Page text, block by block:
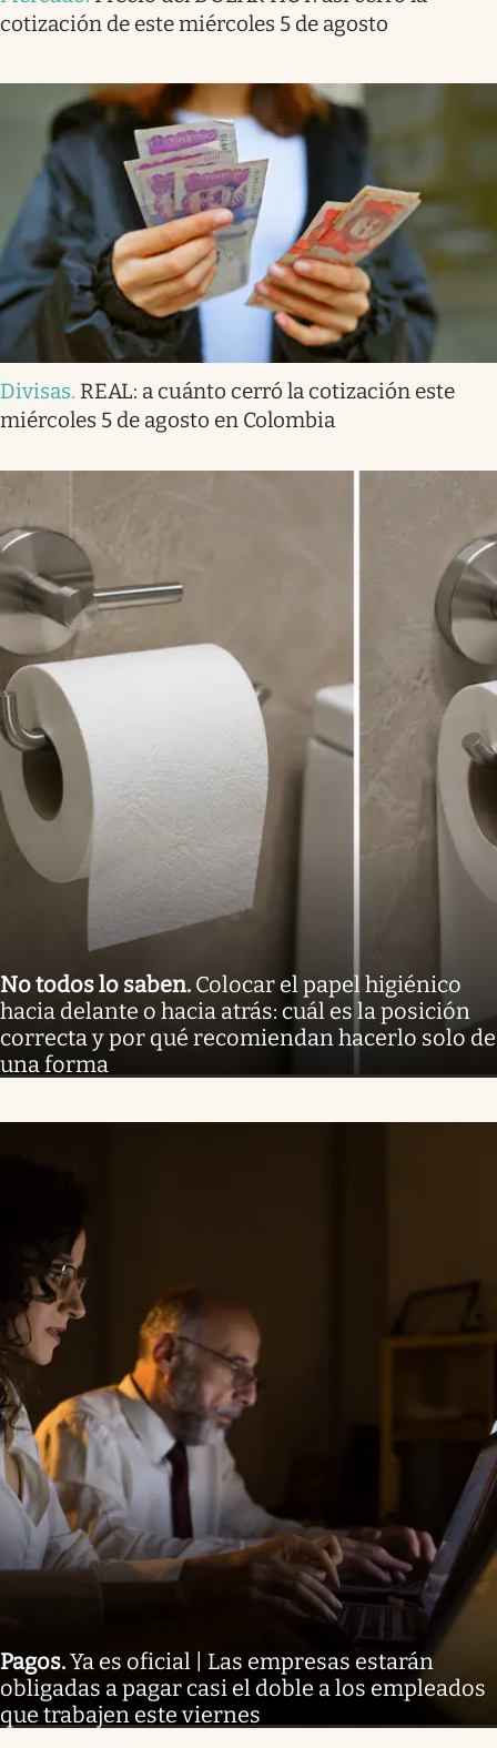
cotización de este miércoles 5 de agosto
Divisas. REAL: a cuánto cerró la cotización este
miércoles 5 de agosto en Colombia
No todos lo saben. Colocar el papel higiénico
hacia delante o hacia atrás: cuál es la posición
correcta y por qué recomiendan hacerlo solo de
una forma
Pagos.Ya es oficial | Las empresas estarán
obligadas a pagar casi el doble a los empleados
que trabajen este viernes